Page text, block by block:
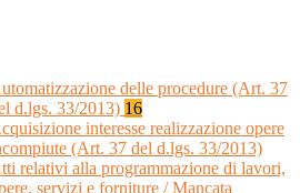
delle procedure (Art. 37
d.lgs. 33/2013) 16
interesse realizzazione opere
(Art. 37 del d.lgs. 33/2013)
relativi alla programmazione di lavori,
servizi e forniture / Mancata